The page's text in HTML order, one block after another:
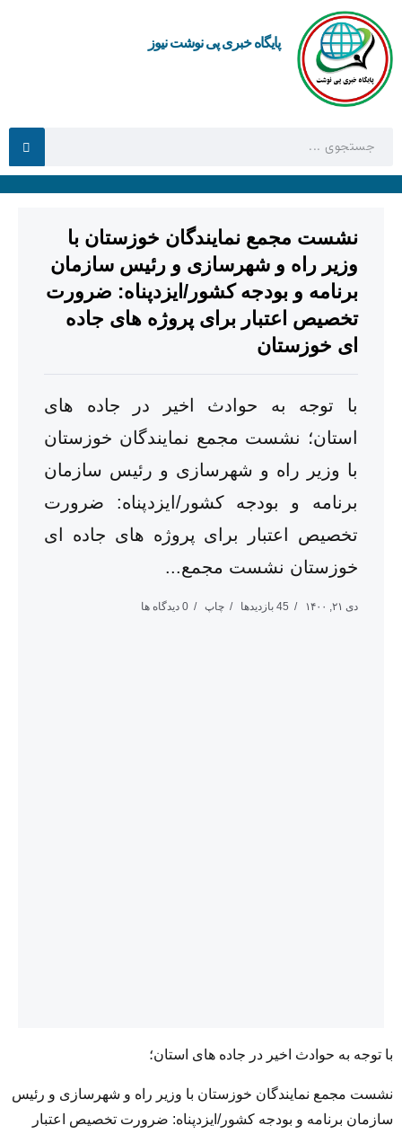
پایگاه خبری پی نوشت نیوز
نشست مجمع نمایندگان خوزستان با
وزیر راه و شهرسازی و رئیس سازمان
برنامه و بودجه کشور/ایزدپناه: ضرورت
تخصیص اعتبار برای پروژه های جاده
ای خوزستان
با توجه به حوادث اخیر در جاده های
استان؛ نشست مجمع نمایندگان خوزستان
با وزیر راه و شهرسازی و رئیس سازمان
برنامه و بودجه کشور/ایزدپناه: ضرورت
تخصیص اعتبار برای پروژه های جاده ای
خوزستان نشست مجمع...
دی ۲۱, ۱۴۰۰ 45 بازدیدها چاپ 0 دیدگاه ها
با توجه به حوادث اخیر در جاده های استان؛
نشست مجمع نمایندگان خوزستان با وزیر راه و شهرسازی و رئیس
سازمان برنامه و بودجه کشور/ایزدپناه: ضرورت تخصیص اعتبار